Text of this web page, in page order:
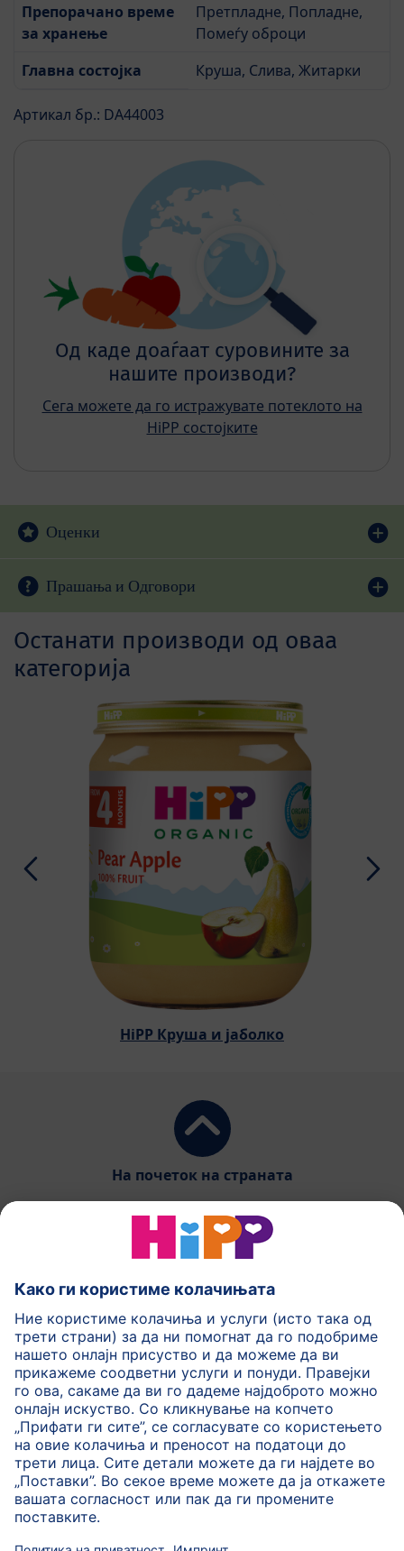
Препорачано време
за хранење
Претпладне, Попладне,
Помеѓу оброци
Главна состојка
Круша, Слива, Житарки
Артикал бр.: DA44003
Од каде доаѓаат суровините за
нашите производи?
Сега можете да го истражувате потеклото на
HiPP состојките
Оценки
Прашања и Одговори
Останати производи од оваа
категорија
HiPP Круша и јаболко
На почеток на страната
HiPP Млечни формули
HiPP Храна за бебиња
HiPP за деца
HiPP Нега за кожа
HiPP Бременост
Политика на приватност
Услови на користење
Импринт
Повеќе за HiPP Контакт